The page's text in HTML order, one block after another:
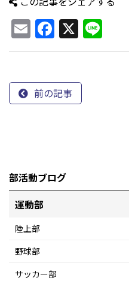
EmailFacebook
X
前の記事
部活動ブログ
運動部
陸上部
野球部
サッカー部